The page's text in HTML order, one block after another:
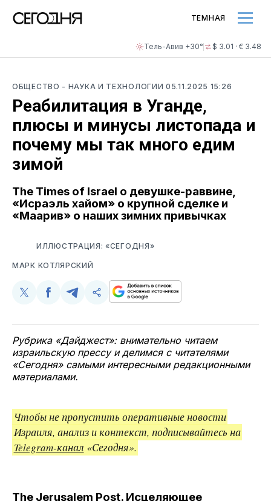
Тель-Авив +30° $ 3.01 · € 3.48
ТЕМНАЯ
ОБЩЕСТВО - НАУКА И ТЕХНОЛОГИИ05.11.2025 15:26
Реабилитация в Уганде,
плюсы и минусы листопада и
почему мы так много едим
зимой
The Times of Israel о девушке-раввине,
«Исраэль хайом» о крупной сделке и
«Маарив» о наших зимних привычках
ИЛЛЮСТРАЦИЯ: «СЕГОДНЯ»
МАРК КОТЛЯРСКИЙ
Поделиться
Twitter
Поделиться
Facebook
Поделиться
Telegram
Скопируйте
поделитесь
Рубрика «Дайджест»: внимательно читаем
израильскую прессу и делимся с читателями
«Сегодня» самыми интересными редакционными
материалами.
Чтобы не пропустить оперативные новости
Израиля, анализ и контекст, подписывайтесь на
Telegram-канал «Сегодня».
The Jerusalem Post. Исцеляющее